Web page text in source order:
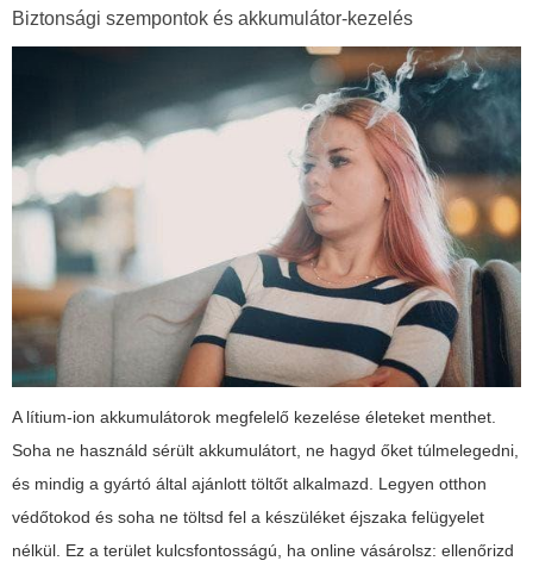
Biztonsági szempontok és akkumulátor-kezelés
A lítium-ion akkumulátorok megfelelő kezelése életeket menthet.
Soha ne használd sérült akkumulátort, ne hagyd őket túlmelegedni,
és mindig a gyártó által ajánlott töltőt alkalmazd. Legyen otthon
védőtokod és soha ne töltsd fel a készüléket éjszaka felügyelet
nélkül. Ez a terület kulcsfontosságú, ha online vásárolsz: ellenőrizd